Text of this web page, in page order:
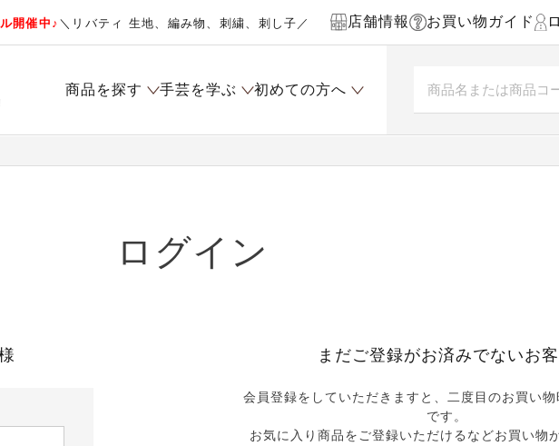
開催中♪ ＼リバティ 生地、編み物、刺繍、刺し子／ 店舗情報 お買い物ガイド
商品を探す 手芸を学ぶ 初めての方へ
ログイン
まだご登録がお済みでないお
会員登録をしていただきますと、二度目のお買い物
です。
お気に入り商品をご登録いただけるなどお買い物